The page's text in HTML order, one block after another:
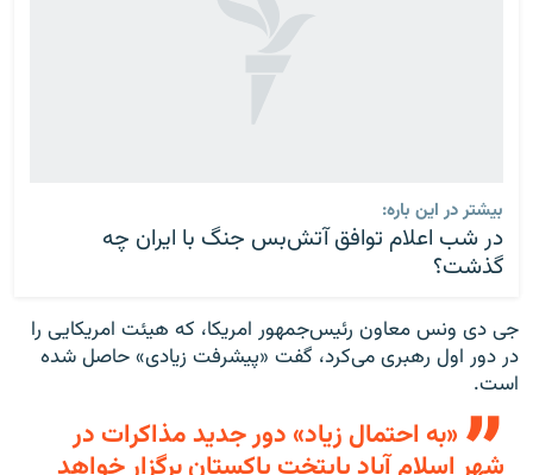
بیشتر در این باره:
در شب اعلام توافق آتش‌بس جنگ با ایران چه
گذشت؟
جی دی ونس معاون رئیس‌جمهور امریکا، که هیئت امریکایی را
در دور اول رهبری می‌کرد، گفت «پیشرفت زیادی» حاصل شده
است.
«به احتمال زیاد» دور جدید مذاکرات در
شهر اسلام آباد پایتخت پاکستان برگزار خواهد